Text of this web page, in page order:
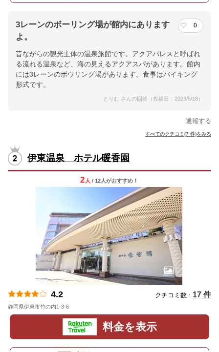
3レーンのボーリング場が館内にあります
よ。
0
昔ながらの観光主体の温泉旅館です。アクアパレスと呼ばれ
る流れる温泉など、海の見えるアクアスパがあります。館内
には3レーンのボウリング場があります。食事はバイキング
形式です。
とりむ さんの回答（投稿日：2023/5/18）
通報する
すべてのクチコミ(7 件)をみる
伊東温泉 ホテル暖香園
2 人 / 12人がおすすめ！
4.2 クチコミ数 : 17 件
静岡県伊東市竹の内1-3-6
料金を表示